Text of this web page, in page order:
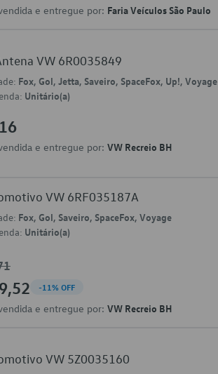
e entregue por: Faria Veículos São Paulo
VW 6R0035849
Fox, Gol, Jetta, Saveiro, SpaceFox, Up!, Voyage
Unitário(a)
e entregue por: VW Recreio BH
VW 6RF035187A
Fox, Gol, Saveiro, SpaceFox, Voyage
Unitário(a)
-11% OFF
e entregue por: VW Recreio BH
VW 5Z0035160